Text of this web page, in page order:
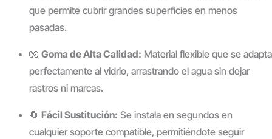
que permite cubrir grandes superficies en menos
pasadas.
🧤 Goma de Alta Calidad: Material flexible que se adapta
perfectamente al vidrio, arrastrando el agua sin dejar
rastros ni marcas.
🔄 Fácil Sustitución: Se instala en segundos en
cualquier soporte compatible, permitiéndote seguir